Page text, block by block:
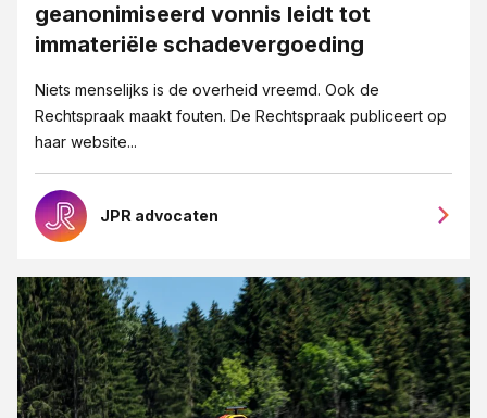
Medezeggeschap en ondernemingsraden
Mediation
MKB-bedrijven
Ondernemingsrecht
Ontslag
Ontslag op staande voet
Overgang van onderneming
Pensioenrecht
Privacy-recht
Reorganisatie
geanonimiseerd vonnis leidt tot
immateriële schadevergoeding
Niets menselijks is de overheid vreemd. Ook de
Rechtspraak maakt fouten. De Rechtspraak publiceert op
haar website...
JPR advocaten